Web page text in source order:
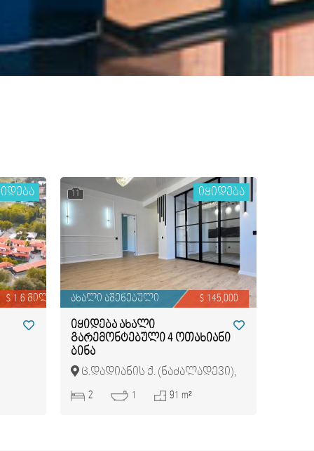
$ 1.6 მილიონი
11 იყიდება
ახალი აშენებული $ 145,000
იყიდება ახალი
გარემონტებული 4 ოთახიანი
ბინა
ც.დადიანის ქ. (ნაძალადევი),
ნაძალადევი
2 1 91 m²